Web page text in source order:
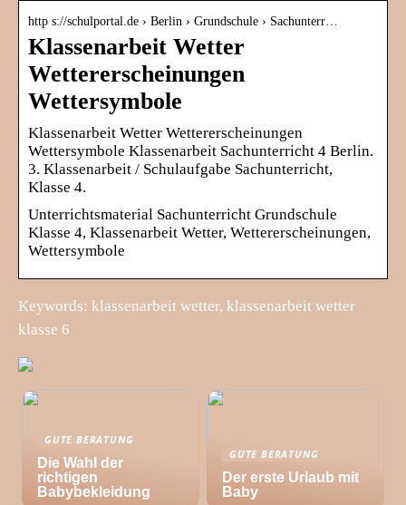
http s://schulportal.de › Berlin › Grundschule › Sachunterr…
Klassenarbeit Wetter
Wettererscheinungen
Wettersymbole
Klassenarbeit Wetter Wettererscheinungen
Wettersymbole Klassenarbeit Sachunterricht 4 Berlin.
3. Klassenarbeit / Schulaufgabe Sachunterricht,
Klasse 4.
Unterrichtsmaterial Sachunterricht Grundschule
Klasse 4, Klassenarbeit Wetter, Wettererscheinungen,
Wettersymbole
Keywords: klassenarbeit wetter, klassenarbeit wetter
klasse 6
GUTE BERATUNG
Die Wahl der
richtigen
Babybekleidung
GUTE BERATUNG
Der erste Urlaub mit
Baby